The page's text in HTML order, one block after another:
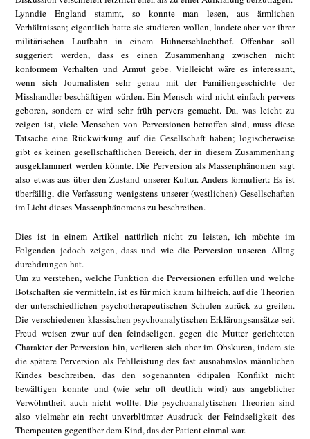
Lynndie England stammt, so konnte man lesen, aus ärmlichen
Verhältnissen; eigentlich hatte sie studieren wollen, landete aber vor ihrer
militärischen Laufbahn in einem Hühnerschlachthof. Offenbar soll
suggeriert werden, dass es einen Zusammenhang zwischen nicht
konformem Verhalten und Armut gebe. Vielleicht wäre es interessant,
wenn sich Journalisten sehr genau mit der Familiengeschichte der
Misshandler beschäftigen würden. Ein Mensch wird nicht einfach pervers
geboren, sondern er wird sehr früh pervers gemacht. Da, was leicht zu
zeigen ist, viele Menschen von Perversionen betroffen sind, muss diese
Tatsache eine Rückwirkung auf die Gesellschaft haben; logischerweise
gibt es keinen gesellschaftlichen Bereich, der in diesem Zusammenhang
ausgeklammert werden könnte. Die Perversion als Massenphänomen sagt
also etwas aus über den Zustand unserer Kultur. Anders formuliert: Es ist
überfällig, die Verfassung wenigstens unserer (westlichen) Gesellschaften
im Licht dieses Massenphänomens zu beschreiben.
Dies ist in einem Artikel natürlich nicht zu leisten, ich möchte im
Folgenden jedoch zeigen, dass und wie die Perversion unseren Alltag
durchdrungen hat.
Um zu verstehen, welche Funktion die Perversionen erfüllen und welche
Botschaften sie vermitteln, ist es für mich kaum hilfreich, auf die Theorien
der unterschiedlichen psychotherapeutischen Schulen zurück zu greifen.
Die verschiedenen klassischen psychoanalytischen Erklärungsansätze seit
Freud weisen zwar auf den feindseligen, gegen die Mutter gerichteten
Charakter der Perversion hin, verlieren sich aber im Obskuren, indem sie
die spätere Perversion als Fehlleistung des fast ausnahmslos männlichen
Kindes beschreiben, das den sogenannten ödipalen Konflikt nicht
bewältigen konnte und (wie sehr oft deutlich wird) aus angeblicher
Verwöhntheit auch nicht wollte. Die psychoanalytischen Theorien sind
also vielmehr ein recht unverblümter Ausdruck der Feindseligkeit des
Therapeuten gegenüber dem Kind, das der Patient einmal war.